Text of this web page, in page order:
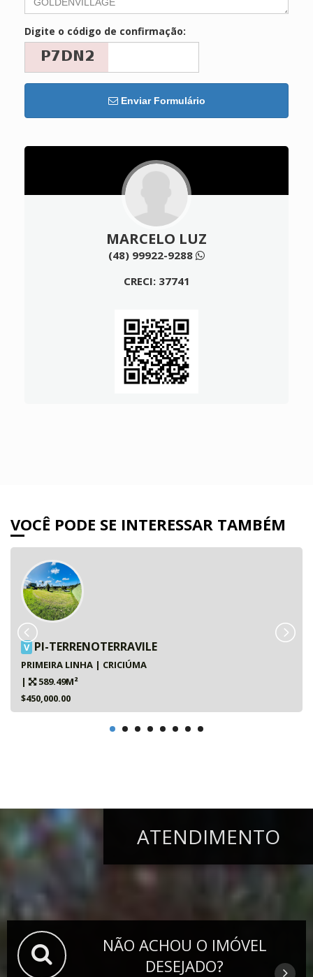
Digite o código de confirmação:
Enviar Formulário
MARCELO LUZ
(48) 99922-9288
CRECI: 37741
VOCÊ PODE SE INTERESSAR TAMBÉM
V PI-TERRENOTERRAVILE
PRIMEIRA LINHA | CRICIÚMA
|
589.49M²
$450,000.00
ATENDIMENTO
NÃO ACHOU O IMÓVEL
DESEJADO?